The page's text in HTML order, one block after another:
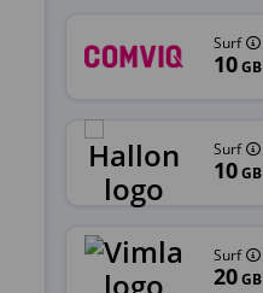
Surf
10GB
Surf
10GB
Surf
20GB